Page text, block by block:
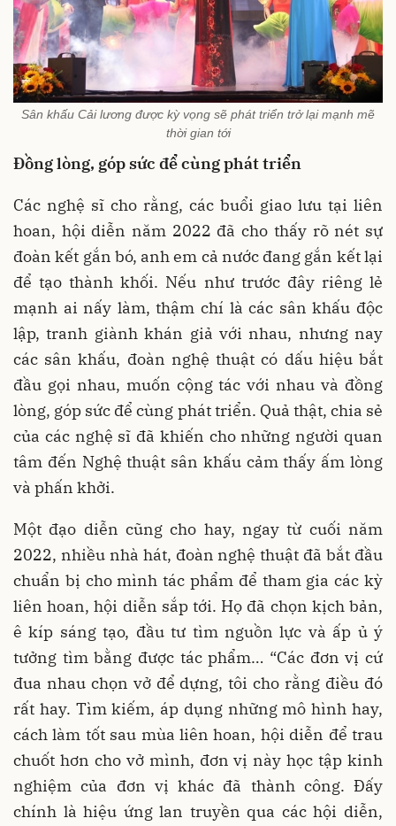
Sân khấu Cải lương được kỳ vọng sẽ phát triển trở lại mạnh mẽ
thời gian tới
Đồng lòng, góp sức để cùng phát triển
Các nghệ sĩ cho rằng, các buổi giao lưu tại liên
hoan, hội diễn năm 2022 đã cho thấy rõ nét sự
đoàn kết gắn bó, anh em cả nước đang gắn kết lại
để tạo thành khối. Nếu như trước đây riêng lẻ
mạnh ai nấy làm, thậm chí là các sân khấu độc
lập, tranh giành khán giả với nhau, nhưng nay
các sân khấu, đoàn nghệ thuật có dấu hiệu bắt
đầu gọi nhau, muốn cộng tác với nhau và đồng
lòng, góp sức để cùng phát triển. Quả thật, chia sẻ
của các nghệ sĩ đã khiến cho những người quan
tâm đến Nghệ thuật sân khấu cảm thấy ấm lòng
và phấn khởi.
Một đạo diễn cũng cho hay, ngay từ cuối năm
2022, nhiều nhà hát, đoàn nghệ thuật đã bắt đầu
chuẩn bị cho mình tác phẩm để tham gia các kỳ
liên hoan, hội diễn sắp tới. Họ đã chọn kịch bản,
ê kíp sáng tạo, đầu tư tìm nguồn lực và ấp ủ ý
tưởng tìm bằng được tác phẩm… “Các đơn vị cứ
đua nhau chọn vở để dựng, tôi cho rằng điều đó
rất hay. Tìm kiếm, áp dụng những mô hình hay,
cách làm tốt sau mùa liên hoan, hội diễn để trau
chuốt hơn cho vở mình, đơn vị này học tập kinh
nghiệm của đơn vị khác đã thành công. Đấy
chính là hiệu ứng lan truyền qua các hội diễn,